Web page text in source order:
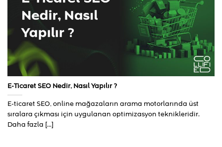
E-Ticaret SEO Nedir, Nasıl Yapılır ?
E-ticaret SEO, online mağazaların arama motorlarında üst
sıralara çıkması için uygulanan optimizasyon teknikleridir.
Daha fazla [...]